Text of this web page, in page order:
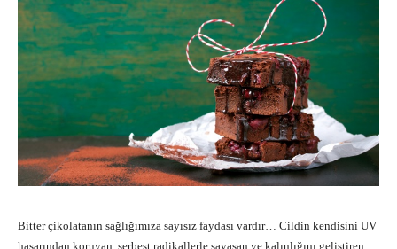
Bitter çikolatanın sağlığımıza sayısız faydası vardır… Cildin kendisini UV
hasarından koruyan, serbest radikallerle savaşan ve kalınlığını geliştiren